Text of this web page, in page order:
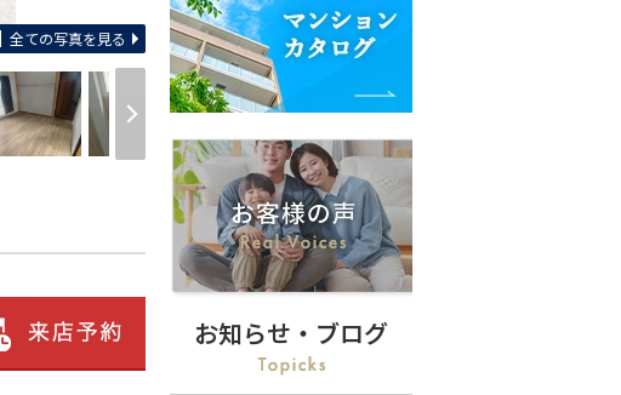
全ての写真を見る
お知らせ・ブログ